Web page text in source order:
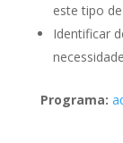
este tipo
Identificar
Programa: